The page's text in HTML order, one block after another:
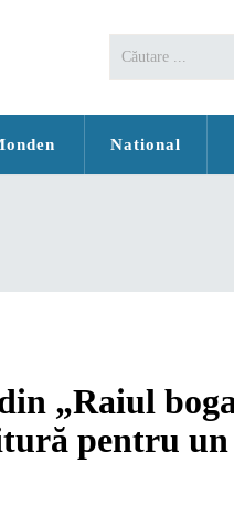
National
„Raiul
pentru